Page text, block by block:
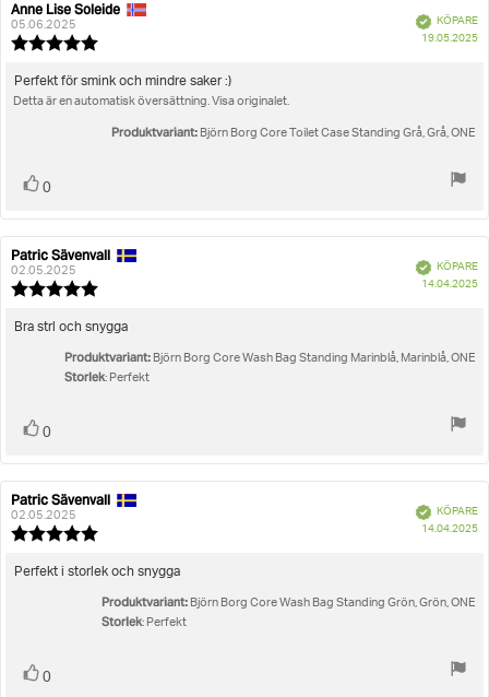
Recensionsförfattare:
Anne Lise Soleide
05.06.2025
utav
BekräftadKÖPARE
19.05.2025
Recensionstext:
Perfekt för smink och mindre saker :)
Detta är en automatisk översättning. Visa originalet.
Produktvariant: Björn Borg Core Toilet Case Standing Grå, Grå, ONE
Rösta
0
Recensionsförfattare:
Patric Sävenvall
02.05.2025
utav
stjärnor
BekräftadKÖPARE
14.04.2025
Recensionstext:
Bra strl och snygga
Produktvariant: Björn Borg Core Wash Bag Standing Marinblå, Marinblå, ONE
Storlek: Perfekt
Rösta
0
Recensionsförfattare:
Patric Sävenvall
02.05.2025
utav
stjärnor
BekräftadKÖPARE
14.04.2025
Recensionstext:
Perfekt i storlek och snygga
Produktvariant: Björn Borg Core Wash Bag Standing Grön, Grön, ONE
Storlek: Perfekt
Rösta
0